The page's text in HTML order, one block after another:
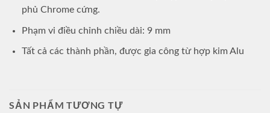
phủ Chrome cứng.
Phạm vi điều chỉnh chiều dài: 9 mm
Tất cả các thành phần, được gia công từ hợp kim Alu
SẢN PHẨM TƯƠNG TỰ